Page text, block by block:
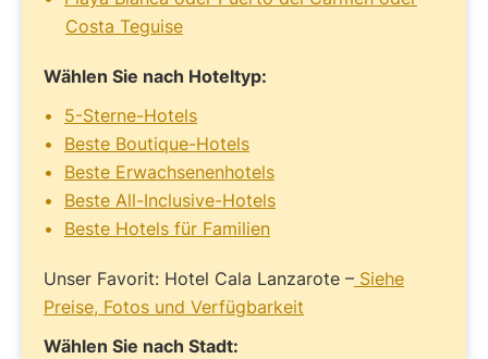
Costa Teguise
Wählen Sie nach Hoteltyp:
5-Sterne-Hotels
Beste Boutique-Hotels
Beste Erwachsenenhotels
Beste All-Inclusive-Hotels
Beste Hotels für Familien
Unser Favorit: Hotel Cala Lanzarote – Siehe
Preise, Fotos und Verfügbarkeit
Wählen Sie nach Stadt: